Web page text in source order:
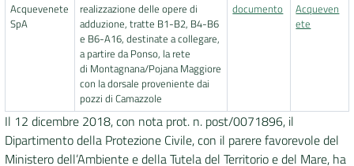
Acquevenete
SpA
realizzazione delle opere di
adduzione, tratte B1-B2, B4-B6
e B6-A16, destinate a collegare,
a partire da Ponso, la rete
di Montagnana/Pojana Maggiore
con la dorsale proveniente dai
pozzi di Camazzole
documento
Acqueven
ete
Il 12 dicembre 2018, con nota prot. n. post/0071896, il
Dipartimento della Protezione Civile, con il parere favorevole del
Ministero dell’Ambiente e della Tutela del Territorio e del Mare, ha